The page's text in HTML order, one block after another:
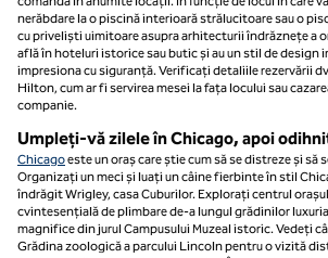
nerăbdare la o piscină interioară strălucitoare sau o
cu priveliști uimitoare asupra arhitecturii îndrăznețe a
află în hoteluri istorice sau butic și au un stil de design
impresiona cu siguranță. Verificați detaliile rezervării
Hilton, cum ar fi servirea mesei la fața locului sau
companie.
Umpleți-vă zilele în Chicago, apoi
Chicagoeste un oraș care știe cum să se distreze și să
Organizați un meci și luați un câine fierbinte în stil
îndrăgit Wrigley, casa Cuburilor. Explorați centrul
cvintesențială de plimbare de-a lungul grădinilor
magnifice din jurul Campusului Muzeal istoric. Vedeți
Grădina zoologică a parcului Lincoln pentru o vizită